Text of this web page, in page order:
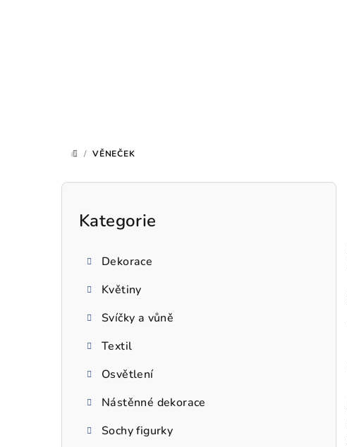
DOMŮ
/ VĚNEČEK
P
Přeskočit
Kategorie
Dekorace
Květiny
Svíčky a vůně
Textil
Osvětlení
Nástěnné dekorace
Sochy figurky